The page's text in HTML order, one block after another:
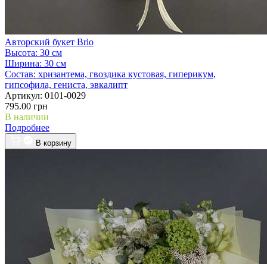
Авторский букет Brio
Высота: 30 см
Ширина: 30 см
Состав: хризантема, гвоздика кустовая, гиперикум,
гипсофила, гениста, эвкалипт
Артикул: 0101-0029
795.00 грн
В наличии
Подробнее
В корзину